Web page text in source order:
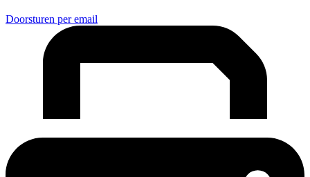
Doorsturen per email